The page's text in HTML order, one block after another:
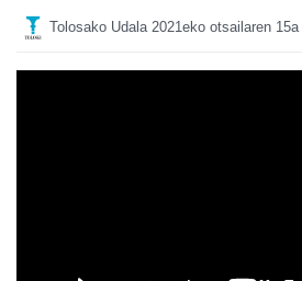
Tolosako Udala 2021eko otsailaren 15a